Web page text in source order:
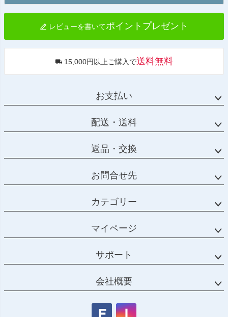
へ
レビューを書いてポイントプレゼント
15,000円以上ご購入で送料無料
お支払い
配送・送料
返品・交換
お問合せ先
カテゴリー
マイページ
サポート
会社概要